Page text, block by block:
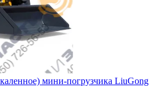
мини-погрузчика LiuGong